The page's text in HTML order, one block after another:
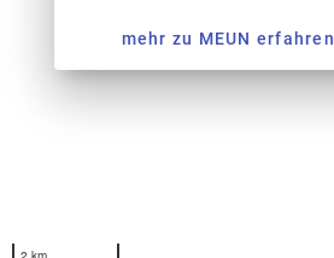
mehr zu MEUN erfahren